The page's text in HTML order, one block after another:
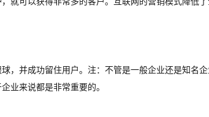
，并成功留住用户。注：不管是一般企业还是知名
业来说都是非常重要的。